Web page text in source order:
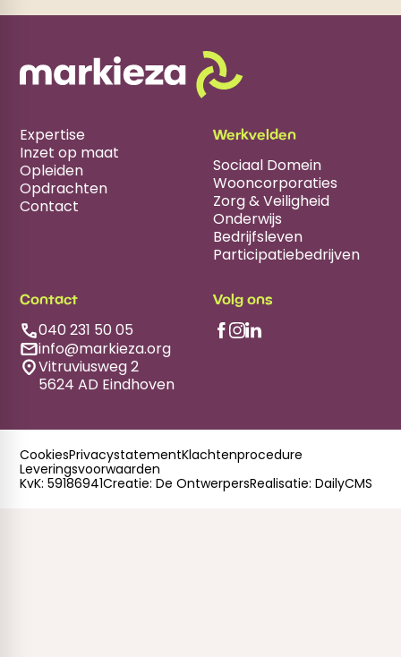
Expertise
Inzet op maat
Opleiden
Opdrachten
Contact
Werkvelden
Sociaal Domein
Wooncorporaties
Zorg & Veiligheid
Onderwijs
Bedrijfsleven
Participatiebedrijven
Contact
040 231 50 05
info@markieza.org
Vitruviusweg 2
5624 AD Eindhoven
Volg ons
CookiesPrivacystatementKlachtenprocedure
Leveringsvoorwaarden
KvK: 59186941Creatie: De OntwerpersRealisatie: DailyCMS